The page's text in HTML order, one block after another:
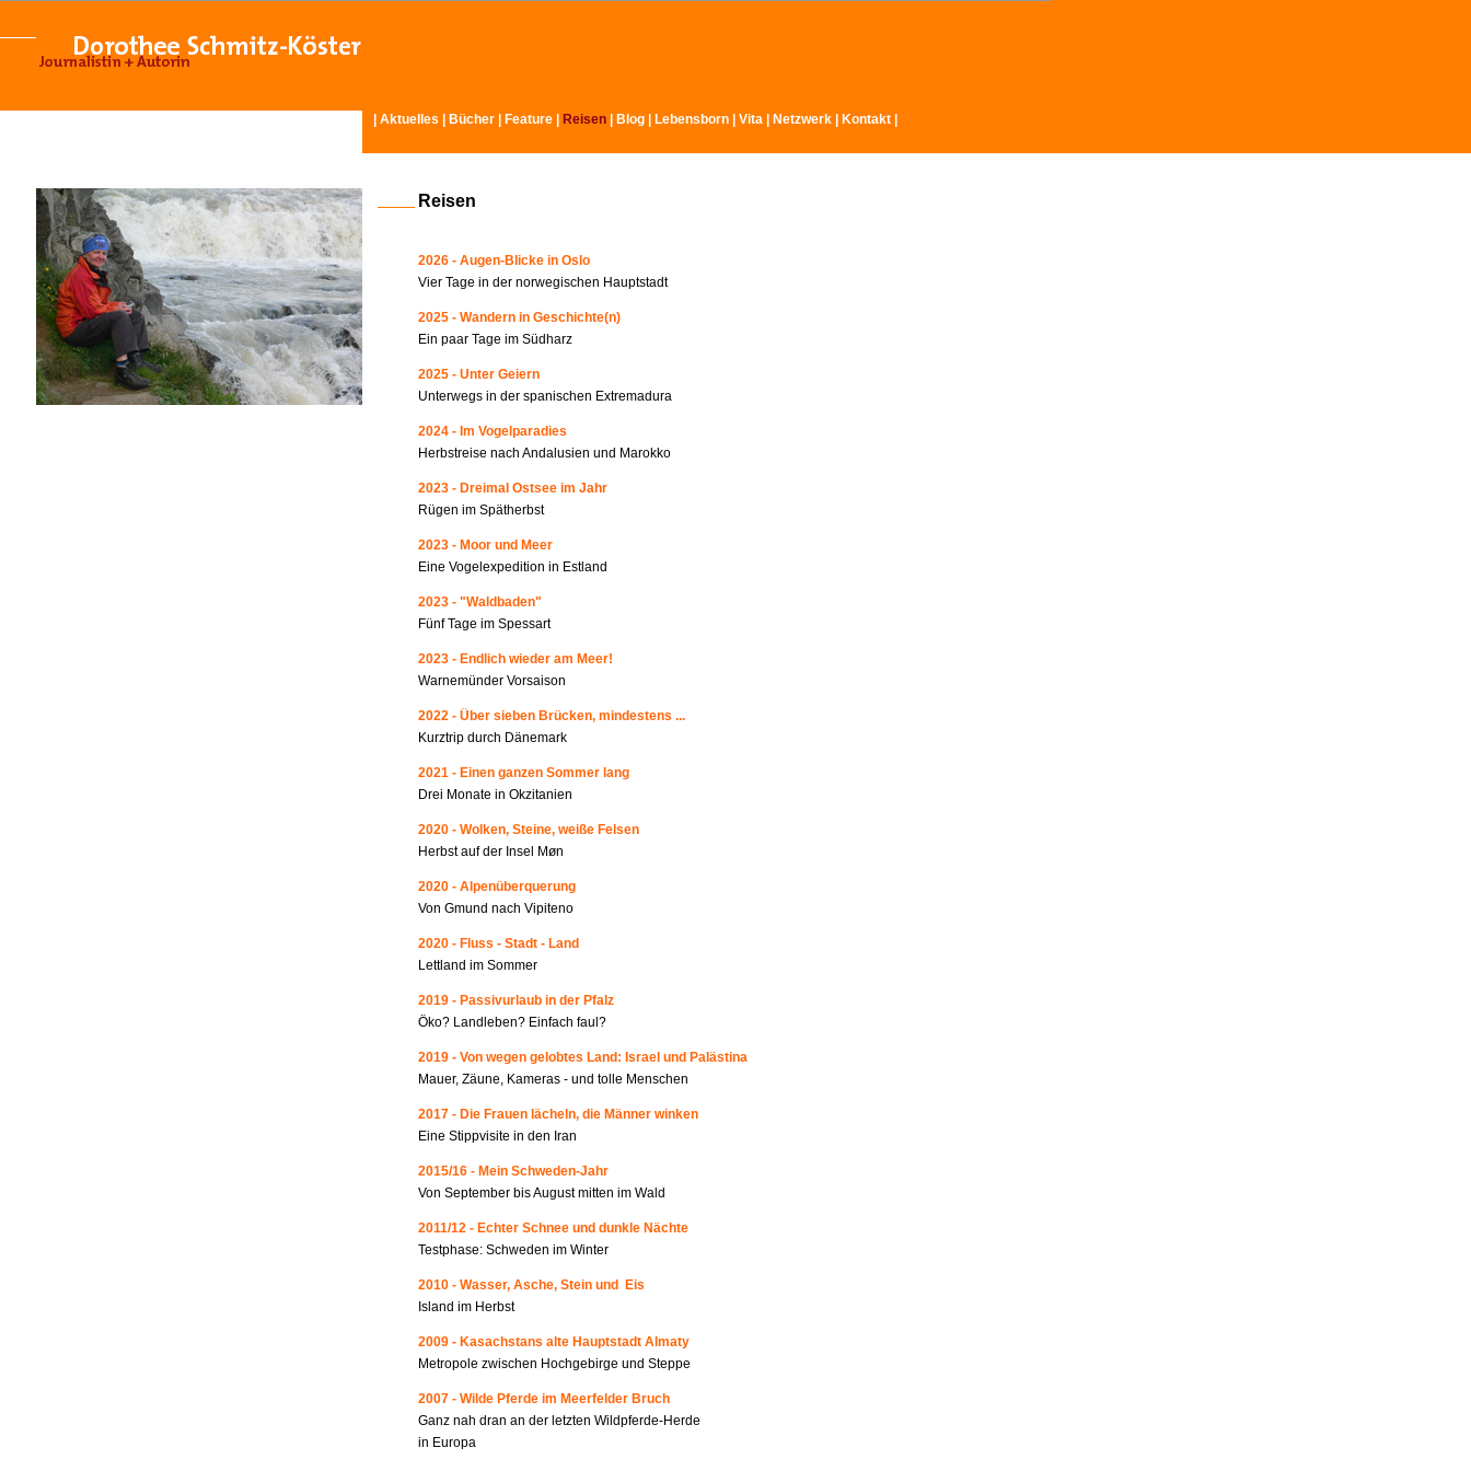
Aktuelles Bücher Feature Reisen Blog | Lebensborn Vita Netzwerk Kontakt
Reisen
2026 - Augen-Blicke in Oslo
Vier Tage in der norwegischen Hauptstadt
2025 - Wandern in Geschichte(n)
Ein paar Tage im Südharz
2025 - Unter Geiern
Unterwegs in der spanischen Extremadura
2024 - Im Vogelparadies
Herbstreise nach Andalusien und Marokko
2023 - Dreimal Ostsee im Jahr
Rügen im Spätherbst
2023 - Moor und Meer
Eine Vogelexpedition in Estland
2023 - "Waldbaden"
Fünf Tage im Spessart
2023 - Endlich wieder am Meer!
Warnemünder Vorsaison
2022 - Über sieben Brücken, mindestens ...
Kurztrip durch Dänemark
2021 - Einen ganzen Sommer lang
Drei Monate in Okzitanien
2020 - Wolken, Steine, weiße Felsen
Herbst auf der Insel Møn
2020 - Alpenüberquerung
Von Gmund nach Vipiteno
2020 - Fluss - Stadt - Land
Lettland im Sommer
2019 - Passivurlaub in der Pfalz
Öko? Landleben? Einfach faul?
2019 - Von wegen gelobtes Land: Israel und Palästina
Mauer, Zäune, Kameras - und tolle Menschen
2017 - Die Frauen lächeln, die Männer winken
Eine Stippvisite in den Iran
2015/16 - Mein Schweden-Jahr
Von September bis August mitten im Wald
2011/12 - Echter Schnee und dunkle Nächte
Testphase: Schweden im Winter
2010 - Wasser, Asche, Stein und Eis
Island im Herbst
2009 - Kasachstans alte Hauptstadt Almaty
Metropole zwischen Hochgebirge und Steppe
2007 - Wilde Pferde im Meerfelder Bruch
Ganz nah dran an der letzten Wildpferde-Herde
in Europa